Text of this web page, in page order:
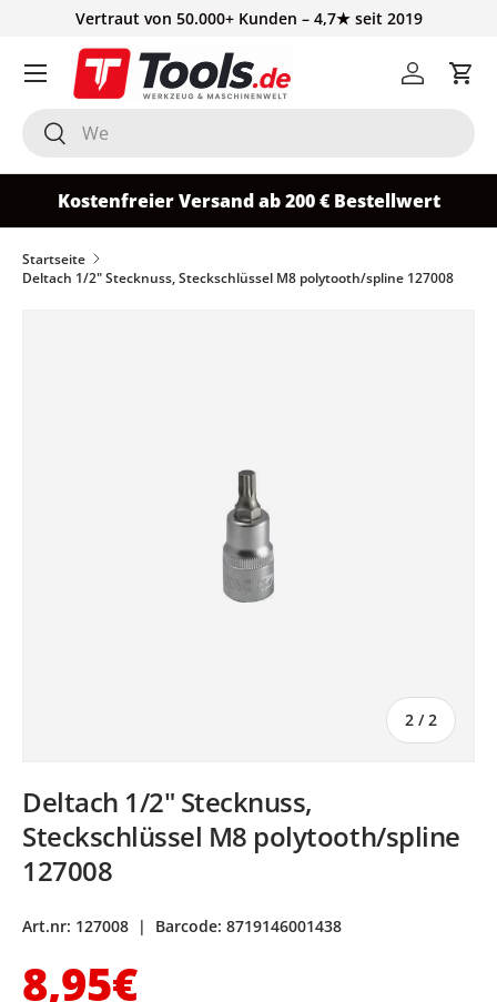
Vertraut von 50.000+ Kunden – 4,7★ seit 2019
Suchen
Suchen
Einloggen
Kostenfreier Versand ab 200 € Bestellwert
Startseite
Deltach 1/2" Stecknuss, Steckschlüssel M8 polytooth/spline 127008
2 / von
2
Deltach 1/2" Stecknuss,
Steckschlüssel M8 polytooth/spline
127008
Art.nr: 127008 | Barcode: 8719146001438
Normaler Preis
8,95€